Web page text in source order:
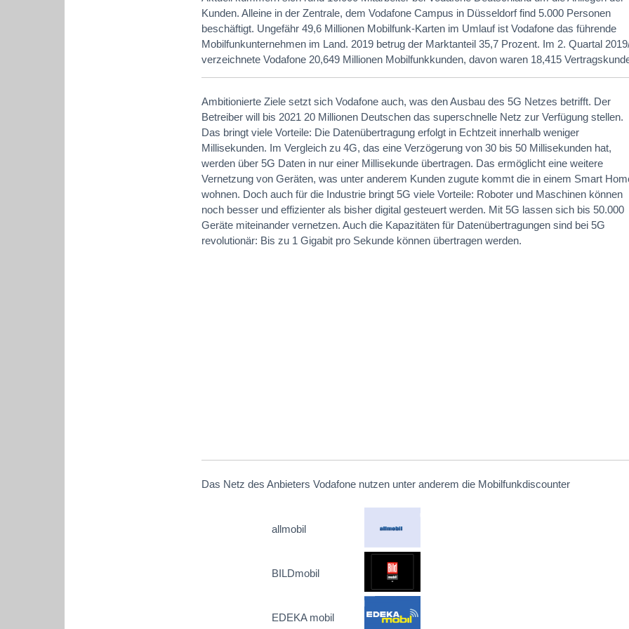
Kunden. Alleine in der Zentrale, dem Vodafone Campus in Düsseldorf find 5.000 Personen
beschäftigt. Ungefähr 49,6 Millionen Mobilfunk-Karten im Umlauf ist Vodafone das führende
Mobilfunkunternehmen im Land. 2019 betrug der Marktanteil 35,7 Prozent. Im 2. Quartal
verzeichnete Vodafone 20,649 Millionen Mobilfunkkunden, davon waren 18,415
Ambitionierte Ziele setzt sich Vodafone auch, was den Ausbau des 5G Netzes betrifft. Der
Betreiber will bis 2021 20 Millionen Deutschen das superschnelle Netz zur Verfügung stellen.
Das bringt viele Vorteile: Die Datenübertragung erfolgt in Echtzeit innerhalb weniger
Millisekunden. Im Vergleich zu 4G, das eine Verzögerung von 30 bis 50 Millisekunden hat,
werden über 5G Daten in nur einer Millisekunde übertragen. Das ermöglicht eine weitere
Vernetzung von Geräten, was unter anderem Kunden zugute kommt die in einem Smart
wohnen. Doch auch für die Industrie bringt 5G viele Vorteile: Roboter und Maschinen können
noch besser und effizienter als bisher digital gesteuert werden. Mit 5G lassen sich bis 50.000
Geräte miteinander vernetzen. Auch die Kapazitäten für Datenübertragungen sind bei 5G
revolutionär: Bis zu 1 Gigabit pro Sekunde können übertragen werden.
Das Netz des Anbieters Vodafone nutzen unter anderem die Mobilfunkdiscounter
allmobil
BILDmobil
EDEKA mobil